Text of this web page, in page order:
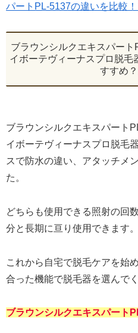
パートPL-5137の違いを比較
ブラウンシルクエキスパー
イボーテヴィーナスプロ脱毛
すすめ
ブラウンシルクエキスパート
イボーテヴィーナスプロ脱毛
スで防水の違い、アタッチメ
た。
どちらも使用できる照射の回
分と長期に亘り使用できます。
これから自宅で脱毛ケアを始
合った機能で脱毛器を選んでく
ブラウンシルクエキスパート